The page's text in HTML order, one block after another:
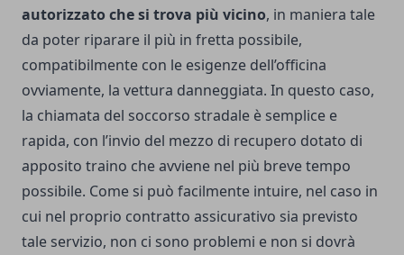
autorizzato che si trova più vicino, in maniera tale
da poter riparare il più in fretta possibile,
compatibilmente con le esigenze dell’officina
ovviamente, la vettura danneggiata. In questo caso,
la chiamata del soccorso stradale è semplice e
rapida, con l’invio del mezzo di recupero dotato di
apposito traino che avviene nel più breve tempo
possibile. Come si può facilmente intuire, nel caso in
cui nel proprio contratto assicurativo sia previsto
tale servizio, non ci sono problemi e non si dovrà